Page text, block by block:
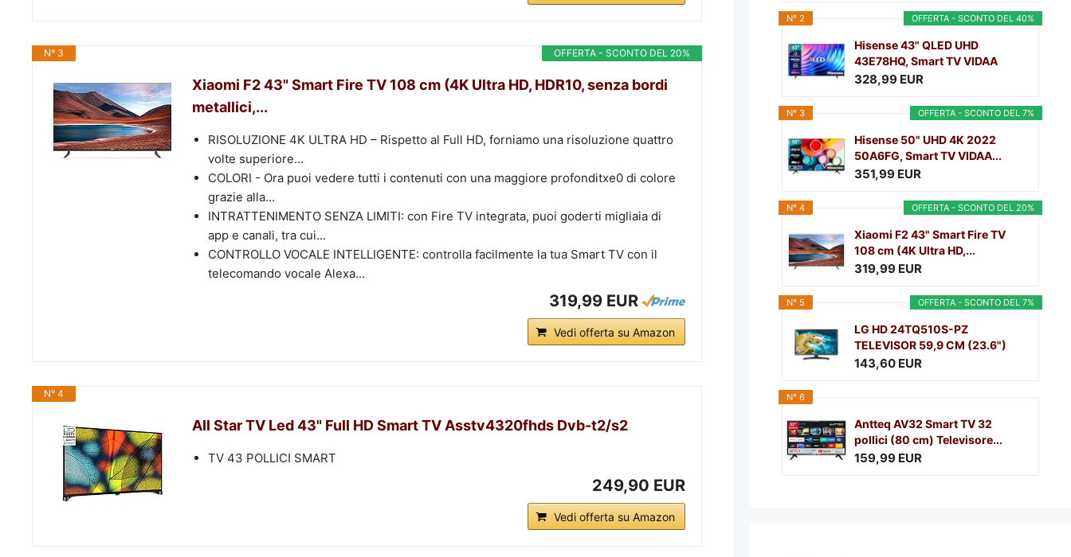
OFFERTA - SCONTO DEL 20%
N° 3
Xiaomi F2 43" Smart Fire TV 108 cm (4K Ultra HD, HDR10, senza bordi
metallici,...
RISOLUZIONE 4K ULTRA HD – Rispetto al Full HD, forniamo una risoluzione quattro
volte superiore...
COLORI - Ora puoi vedere tutti i contenuti con una maggiore profonditxe0 di colore
grazie alla...
INTRATTENIMENTO SENZA LIMITI: con Fire TV integrata, puoi goderti migliaia di
app e canali, tra cui...
CONTROLLO VOCALE INTELLIGENTE: controlla facilmente la tua Smart TV con il
telecomando vocale Alexa...
319,99 EUR
Vedi offerta su Amazon
N° 4
All Star TV Led 43" Full HD Smart TV Asstv4320fhds Dvb-t2/s2
TV 43 POLLICI SMART
249,90 EUR
Vedi offerta su Amazon
OFFERTA - SCONTO DEL 40%
N° 2
Hisense 43" QLED UHD
43E78HQ, Smart TV VIDAA
5.0,...
328,99 EUR
OFFERTA - SCONTO DEL 7%
N° 3
Hisense 50" UHD 4K 2022
50A6FG, Smart TV VIDAA...
351,99 EUR
OFFERTA - SCONTO DEL 20%
N° 4
Xiaomi F2 43" Smart Fire TV
108 cm (4K Ultra HD,...
319,99 EUR
OFFERTA - SCONTO DEL 7%
N° 5
LG HD 24TQ510S-PZ
TELEVISOR 59,9 CM (23.6")
SMART...
143,60 EUR
N° 6
Antteq AV32 Smart TV 32
pollici (80 cm) Televisore...
159,99 EUR